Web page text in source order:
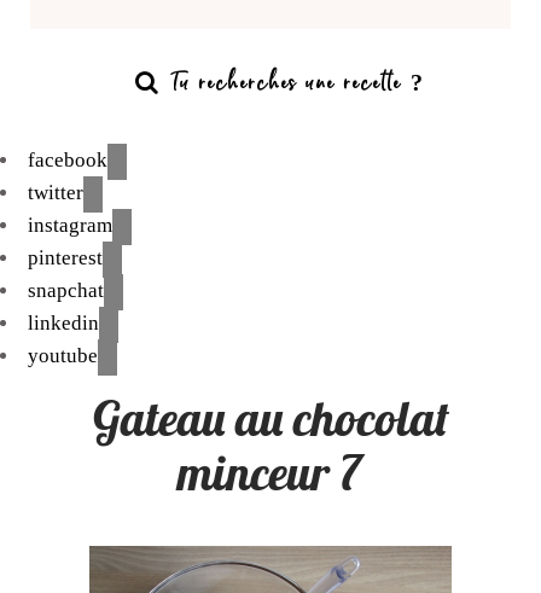
facebook
twitter
instagram
pinterest
snapchat
linkedin
youtube
Gateau au chocolat
minceur 7